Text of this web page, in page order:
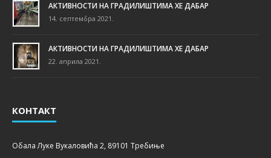
АКТИВНОСТИ НА ГРАДИЛИШТИМА ХЕ ДАБАР
14. септембра 2021.
АКТИВНОСТИ НА ГРАДИЛИШТИМА ХЕ ДАБАР
22. априла 2021.
КОНТАКТ
Обала Луке Вукаловића 2, 89101 Требиње